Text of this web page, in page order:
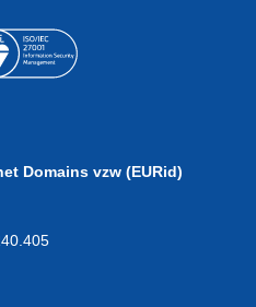
Domains vzw (EURid)